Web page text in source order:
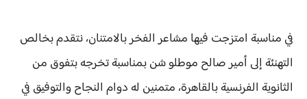
في مناسبة امتزجت فيها مشاعر الفخر بالامتنان، نتقدم بخالص
التهنئة إلى أمير صالح موطلو شن بمناسبة تخرجه بتفوق من
الثانوية الفرنسية بالقاهرة، متمنين له دوام النجاح والتوفيق في